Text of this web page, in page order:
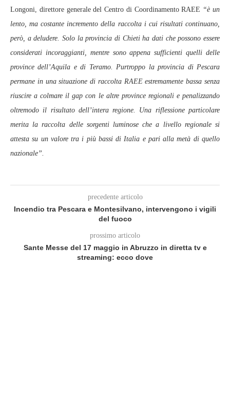
Longoni, direttore generale del Centro di Coordinamento RAEE “è un
lento, ma costante incremento della raccolta i cui risultati continuano,
però, a deludere. Solo la provincia di Chieti ha dati che possono essere
considerati incoraggianti, mentre sono appena sufficienti quelli delle
province dell’Aquila e di Teramo. Purtroppo la provincia di Pescara
permane in una situazione di raccolta RAEE estremamente bassa senza
riuscire a colmare il gap con le altre province regionali e penalizzando
oltremodo il risultato dell’intera regione. Una riflessione particolare
merita la raccolta delle sorgenti luminose che a livello regionale si
attesta su un valore tra i più bassi di Italia e pari alla metà di quello
nazionale”.
precedente articolo
Incendio tra Pescara e Montesilvano, intervengono i vigili
del fuoco
prossimo articolo
Sante Messe del 17 maggio in Abruzzo in diretta tv e
streaming: ecco dove